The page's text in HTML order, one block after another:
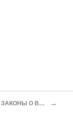
Глава первая. РУССКИЕ ЗАКОНЫ О ВСЕОБЩЕЙ ВОИНСКОЙ ПОВИННОСТИ →